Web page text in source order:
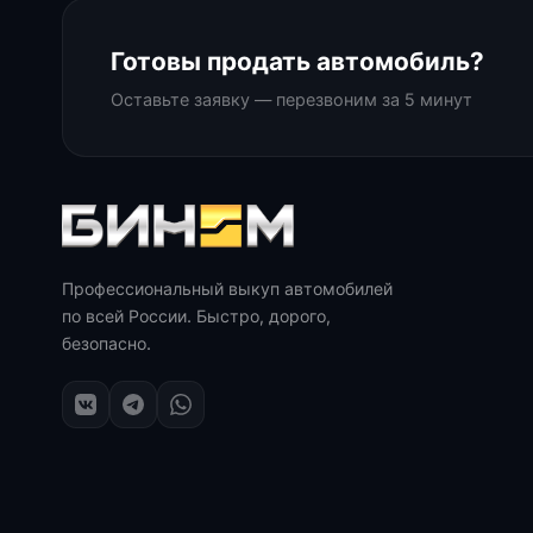
Готовы продать автомобиль?
Оставьте заявку — перезвоним за 5 минут
Профессиональный выкуп автомобилей
по всей России. Быстро, дорого,
безопасно.